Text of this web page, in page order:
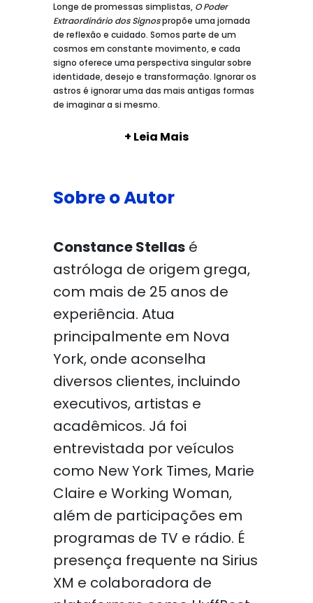
Longe de promessas simplistas, O Poder
Extraordinário dos Signospropõe uma jornada
de reflexão e cuidado. Somos parte de um
cosmos em constante movimento, e cada
signo oferece uma perspectiva singular sobre
identidade, desejo e transformação. Ignorar os
astros é ignorar uma das mais antigas formas
de imaginar a si mesmo.
+ Leia Mais
Sobre o Autor
Constance Stellasé
astróloga de origem grega,
com mais de 25 anos de
experiência. Atua
principalmente em Nova
York, onde aconselha
diversos clientes, incluindo
executivos, artistas e
acadêmicos. Já foi
entrevistada por veículos
como New York Times, Marie
Claire e Working Woman,
além de participações em
programas de TV e rádio. É
presença frequente na Sirius
XM e colaboradora de